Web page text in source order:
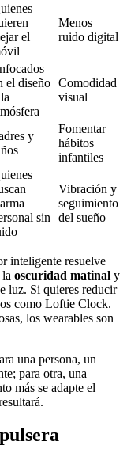
el
Menos
ruido digital
el diseño Comodidad
visual
y
Fomentar
hábitos
infantiles
sin
Vibración y
seguimiento
del sueño
inteligente resuelve
oscuridad matinal y
luz. Si quieres reducir
como Loftie Clock.
los wearables son
una persona, un
para otra, una
más se adapte el